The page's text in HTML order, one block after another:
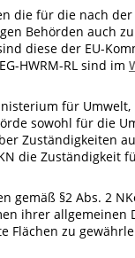
die für die nach
Behörden auch
diese der EU-
HWRM-RL sind im
für
sowohl für die
Zuständigkeiten
die Zuständigkeit
gemäß §2 Abs. 2
ihrer
Flächen zu